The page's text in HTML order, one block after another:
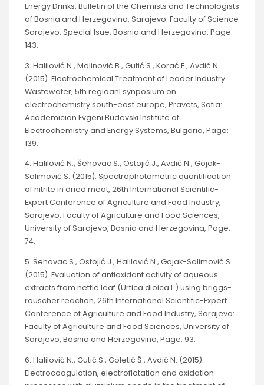
Energy Drinks, Bulletin of the Chemists and Technologists
of Bosnia and Herzegovina, Sarajevo: Faculty of Science
Sarajevo, Special Isue, Bosnia and Herzegovina, Page:
143.
3. Halilović N., Malinović B., Gutić S., Korać F., Avdić N.
(2015). Electrochemical Treatment of Leader Industry
Wastewater, 5th regioanl synposium on
electrochemistry south-east europe, Pravets, Sofia:
Academician Evgeni Budevski Institute of
Electrochemistry and Energy Systems, Bulgaria, Page:
139.
4. Halilović N., Šehovac S., Ostojić J., Avdić N., Gojak-
Salimović S. (2015). Spectrophotometric quantification
of nitrite in dried meat, 26th International Scientific-
Expert Conference of Agriculture and Food Industry,
Sarajevo: Faculty of Agriculture and Food Sciences,
University of Sarajevo, Bosnia and Herzegovina, Page:
74.
5. Šehovac S., Ostojić J., Halilović N., Gojak-Salimović S.
(2015). Evaluation of antioxidant activity of aqueous
extracts from nettle leaf (Urtica dioica L.) using briggs-
rauscher reaction, 26th International Scientific-Expert
Conference of Agriculture and Food Industry, Sarajevo:
Faculty of Agriculture and Food Sciences, University of
Sarajevo, Bosnia and Herzegovina, Page: 93.
6. Halilović N., Gutić S., Goletić Š., Avdić N. (2015).
Electrocoagulation, electroflotation and oxidation